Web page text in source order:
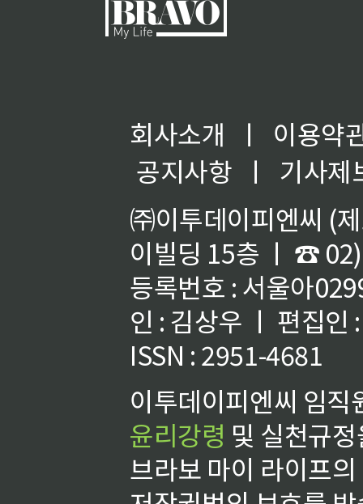
회사소개 ㅣ
이용약
공지사항
ㅣ
기사제
㈜이투데이피엔씨 (
이빌딩 15층 ㅣ ☎
등록번호 : 서울아
인 : 김상우 ㅣ 편집인
ISSN : 2951-4681
이투데이피엔씨 임
윤리강령 및 실천규
브라보 마이 라이프